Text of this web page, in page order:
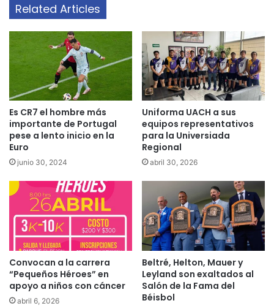
Related Articles
Es CR7 el hombre más
importante de Portugal
pese a lento inicio en la
Euro
junio 30, 2024
Uniforma UACH a sus
equipos representativos
para la Universiada
Regional
abril 30, 2026
Convocan a la carrera
“Pequeños Héroes” en
apoyo a niños con cáncer
abril 6, 2026
Beltré, Helton, Mauer y
Leyland son exaltados al
Salón de la Fama del
Béisbol